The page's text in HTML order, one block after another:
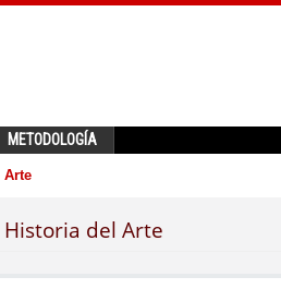
METODOLOGÍA
Arte
del Arte